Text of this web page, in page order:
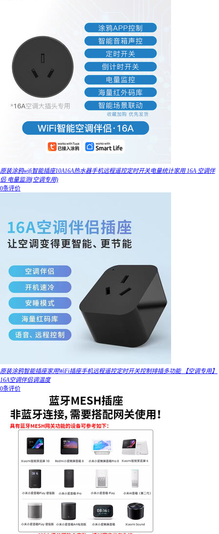
原装涂鸦wifi智能插座10A16A热水器手机远程遥控定时开关电量统计家用 16A·空调伴
侣·电量监测(空调专用)
0条评价
原装涂鸦智能插座家用WiFi插座手机远程遥控定时开关控制排插多功能 【空调专用】
16A空调伴侣调温度
0条评价